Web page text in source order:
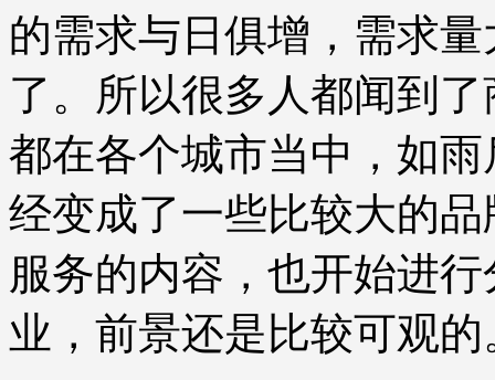
的需求与日俱增，需求
了。所以很多人都闻到
都在各个城市当中，如
经变成了一些比较大的
服务的内容，也开始进
业，前景还是比较可观的